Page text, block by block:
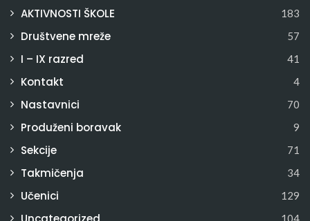
AKTIVNOSTI ŠKOLE 183
Društvene mreže 57
I – IX razred 41
Kontakt 4
Nastavnici 70
Produženi boravak 9
Sekcije 71
Takmičenja 34
Učenici 129
104